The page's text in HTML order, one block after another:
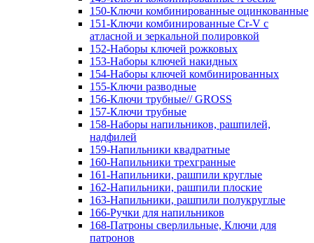
150-Ключи комбинированные оцинкованные
151-Ключи комбинированные Cr-V с
атласной и зеркальной полировкой
152-Наборы ключей рожковых
153-Наборы ключей накидных
154-Наборы ключей комбинированных
155-Ключи разводные
156-Ключи трубные// GROSS
157-Ключи трубные
158-Наборы напильников, рашпилей,
надфилей
159-Напильники квадратные
160-Напильники трехгранные
161-Напильники, рашпили круглые
162-Напильники, рашпили плоские
163-Напильники, рашпили полукруглые
166-Ручки для напильников
168-Патроны сверлильные, Ключи для
патронов